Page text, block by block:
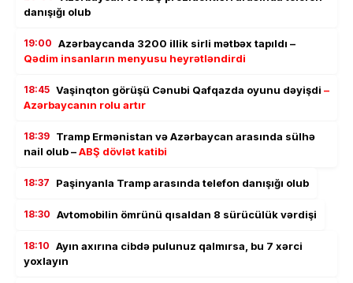
danışığı olub
19:00 Azərbaycanda 3200 illik sirli mətbəx tapıldı –
Qədim insanların menyusu heyrətləndirdi
18:45 Vaşinqton görüşü Cənubi Qafqazda oyunu dəyişdi –
Azərbaycanın rolu artır
18:39 Tramp Ermənistan və Azərbaycan arasında sülhə
nail olub –ABŞ dövlət katibi
18:37 Paşinyanla Tramp arasında telefon danışığı olub
18:30 Avtomobilin ömrünü qısaldan 8 sürücülük vərdişi
18:10 Ayın axırına cibdə pulunuz qalmırsa, bu 7 xərci
yoxlayın